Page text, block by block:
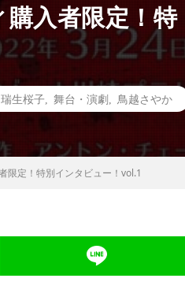
入者限定！特
瑞生桜子 舞台・演劇 鳥越さやか
限定！特別インタビュー！vol.1